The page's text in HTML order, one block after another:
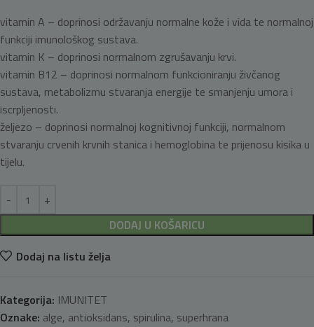
vitamin A – doprinosi održavanju normalne kože i vida te normalnoj
funkciji imunološkog sustava.
vitamin K – doprinosi normalnom zgrušavanju krvi.
vitamin B12 – doprinosi normalnom funkcioniranju živčanog
sustava, metabolizmu stvaranja energije te smanjenju umora i
iscrpljenosti.
željezo – doprinosi normalnoj kognitivnoj funkciji, normalnom
stvaranju crvenih krvnih stanica i hemoglobina te prijenosu kisika u
tijelu.
DODAJ U KOŠARICU
Dodaj na listu želja
Kategorija: IMUNITET
Oznake: alge, antioksidans, spirulina, superhrana